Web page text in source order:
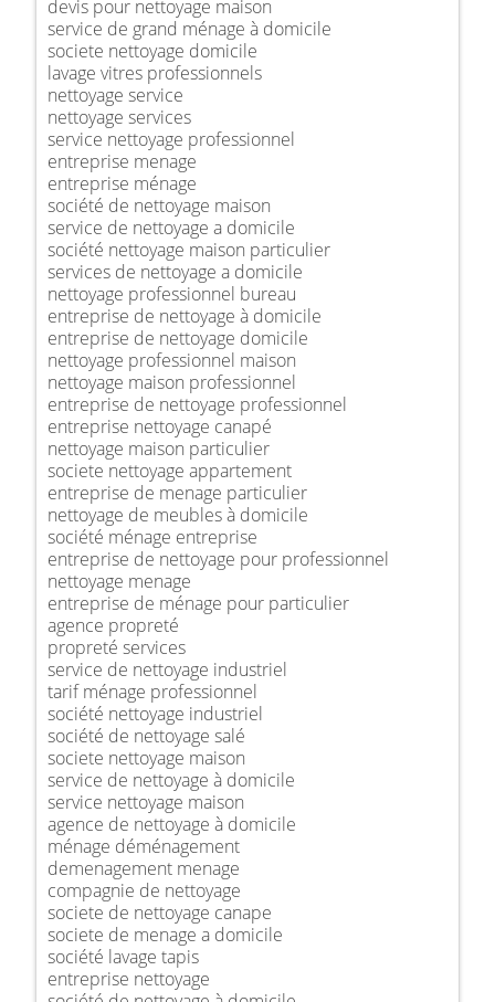
devis pour nettoyage maison
service de grand ménage à domicile
societe nettoyage domicile
lavage vitres professionnels
nettoyage service
nettoyage services
service nettoyage professionnel
entreprise menage
entreprise ménage
société de nettoyage maison
service de nettoyage a domicile
société nettoyage maison particulier
services de nettoyage a domicile
nettoyage professionnel bureau
entreprise de nettoyage à domicile
entreprise de nettoyage domicile
nettoyage professionnel maison
nettoyage maison professionnel
entreprise de nettoyage professionnel
entreprise nettoyage canapé
nettoyage maison particulier
societe nettoyage appartement
entreprise de menage particulier
nettoyage de meubles à domicile
société ménage entreprise
entreprise de nettoyage pour professionnel
nettoyage menage
entreprise de ménage pour particulier
agence propreté
propreté services
service de nettoyage industriel
tarif ménage professionnel
société nettoyage industriel
société de nettoyage salé
societe nettoyage maison
service de nettoyage à domicile
service nettoyage maison
agence de nettoyage à domicile
ménage déménagement
demenagement menage
compagnie de nettoyage
societe de nettoyage canape
societe de menage a domicile
société lavage tapis
entreprise nettoyage